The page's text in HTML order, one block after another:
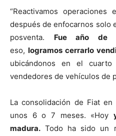
“Reactivamos
después de enfocarnos solo
posventa. Fue año de
eso, logramos cerrarlo
ubicándonos en el
vendedores de vehículos de
La consolidación de Fiat
unos 6 o 7 meses. «Hoy
madura. Todo ha sido un